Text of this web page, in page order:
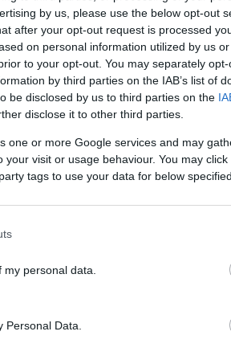
by us, please use the below opt-out
after your opt-out request is processed
on personal information utilized by us
to your opt-out. You may separately
by third parties on the IAB’s list of
be disclosed by us to third parties on the
disclose it to other third parties.
one or more Google services and may
visit or usage behaviour. You may
tags to use your data for below
personal data.
Data.
ότι δεν φτάνω σε